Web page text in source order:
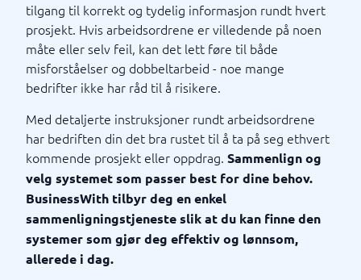
tilgang til korrekt og tydelig informasjon rundt hvert
prosjekt. Hvis arbeidsordrene er villedende på noen
måte eller selv feil, kan det lett føre til både
misforståelser og dobbeltarbeid - noe mange
bedrifter ikke har råd til å risikere.
Med detaljerte instruksjoner rundt arbeidsordrene
har bedriften din det bra rustet til å ta på seg ethvert
kommende prosjekt eller oppdrag. Sammenlign og
velg systemet som passer best for dine behov.
BusinessWith tilbyr deg en enkel
sammenligningstjeneste slik at du kan finne den
systemer som gjør deg effektiv og lønnsom,
allerede i dag.